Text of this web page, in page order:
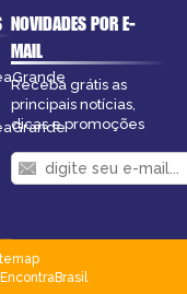
NOVIDADES POR E-
MAIL
Receba grátis as
principais notícias,
dicas e promoções